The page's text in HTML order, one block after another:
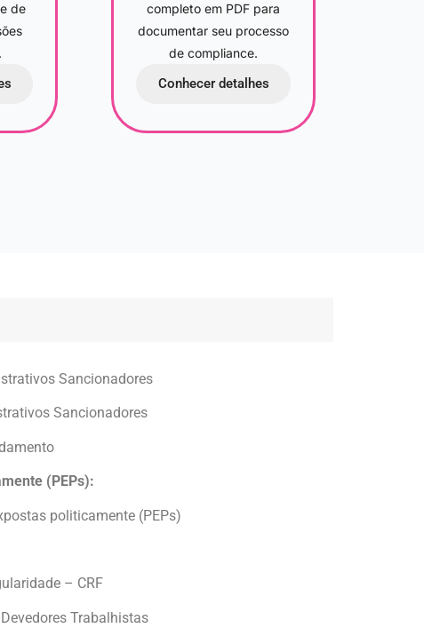
de
completo em PDF para
documentar seu processo
de compliance.
Conhecer detalhes
Sancionadores
Sancionadores
(PEPs):
politicamente (PEPs)
– CRF
Trabalhistas